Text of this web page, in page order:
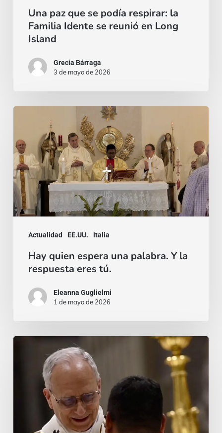
reunió
Long
Island
Una paz que se podía respirar: la
Familia Idente se reunió en Long
Island
Grecia Bárraga
3 de mayo de 2026
Actualidad EE.UU. Italia
espera
una
palabra.
Y
la
Hay quien espera una palabra. Y la
respuesta eres tú.
Eleanna Guglielmi
1 de mayo de 2026
irrevocabile:
l’ordinazione